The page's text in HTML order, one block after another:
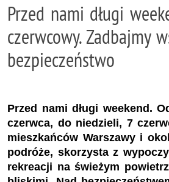
Przed nami długi
czerwcowy. Zadbajmy
bezpieczeństwo
Przed nami długi weekend.
czerwca, do niedzieli, 7
mieszkańców Warszawy i
podróże, skorzysta z
rekreacji na świeżym